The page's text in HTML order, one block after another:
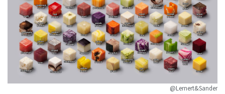
@Lernert&Sander